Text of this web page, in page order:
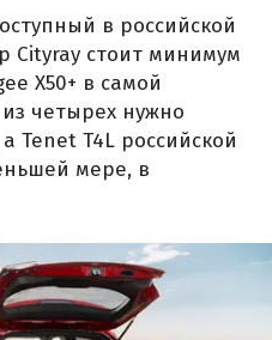
в российской
Cityray стоит минимум
X50+ в самой
четырех нужно
Tenet T4L российской
мере, в